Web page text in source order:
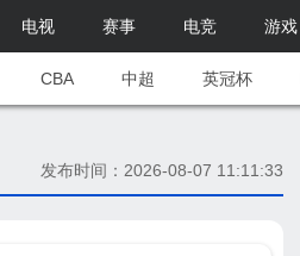
电视 赛事 电竞 游戏
CBA 中超 英冠杯
发布时间：2026-08-07 11:11:33